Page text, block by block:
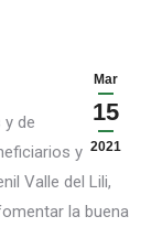
Mar
15
2021
y de
y
Valle del Lili,
la buena